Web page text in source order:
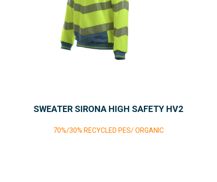
SWEATER SIRONA HIGH SAFETY HV2
70%/30% RECYCLED PES/ ORGANIC